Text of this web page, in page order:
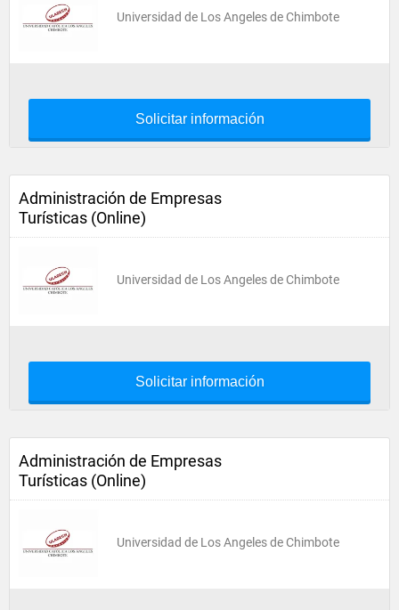
Universidad de Los Angeles de Chimbote
Solicitar información
Administración de Empresas
Turísticas (Online)
Universidad de Los Angeles de Chimbote
Solicitar información
Administración de Empresas
Turísticas (Online)
Universidad de Los Angeles de Chimbote